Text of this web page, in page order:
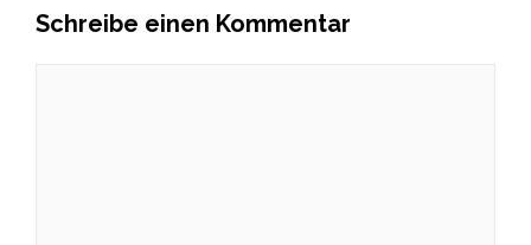
Schreibe einen Kommentar